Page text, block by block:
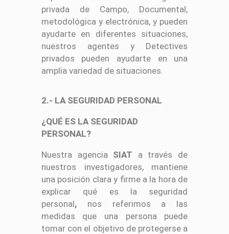
privada de Campo, Documental,
metodológica y electrónica, y pueden
ayudarte en diferentes situaciones,
nuestros agentes y Detectives
privados pueden ayudarte en una
amplia variedad de situaciones.
2.- LA SEGURIDAD PERSONAL
¿QUÉ ES LA SEGURIDAD
PERSONAL?
Nuestra agencia SIAT a través de
nuestros investigadores, mantiene
una posición clara y firme a la hora de
explicar qué es la seguridad
personal,nos referimos a las
medidas que una persona puede
tomar con el objetivo de protegerse a